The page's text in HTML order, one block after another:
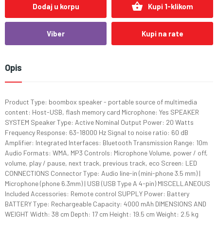
Dodaj u korpu shopping_basket Kupi 1-klikom
Viber Kupi na rate
Opis
Product Type: boombox speaker - portable source of multimedia
content: Host-USB, flash memory card Microphone: Yes SPEAKER
SYSTEM Speaker Type: Active Nominal Output Power: 20 Watts
Frequency Response: 63-18000 Hz Signal to noise ratio: 60 dB
Amplifier: Integrated Interfaces: Bluetooth Transmission Range: 10m
Audio Formats: WMA, MP3 Controls: Microphone Volume, power / off,
volume, play / pause, next track, previous track, eco Screen: LED
CONNECTIONS Connector Type: Audio line-in (mini-phone 3.5 mm) |
Microphone (phone 6.3mm) | USB (USB Type A 4-pin) MISCELLANEOUS
Included Accessories: Remote control SUPPLY Power: Battery
BATTERY Type: Rechargeable Capacity: 4000 mAh DIMENSIONS AND
WEIGHT Width: 38 cm Depth: 17 cm Height: 19.5 cm Weight: 2.5 kg